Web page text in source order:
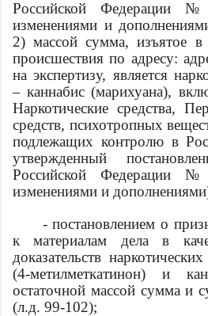
Российской
изменениями и
2) массойсумма, изъятое в
происшествия по адресу:
на экспертизу, является
– каннабис (марихуана),
Наркотические средства,
средств, психотропных
подлежащих контролю в
утвержденный
Российской
изменениями и
- постановлением о
к материалам дела в
доказательств
(4-метилметкатинон) и
остаточной массой сумма и
(л.д. 99-102);